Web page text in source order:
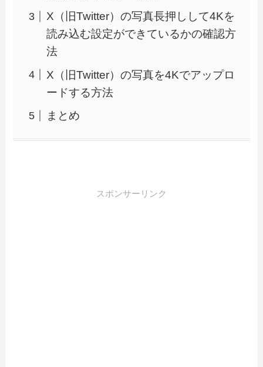
X（旧Twitter）の写真長押しして4Kを
読み込む設定ができているかの確認方
法
X（旧Twitter）の写真を4Kでアップロ
ードする方法
まとめ
スポンサーリンク